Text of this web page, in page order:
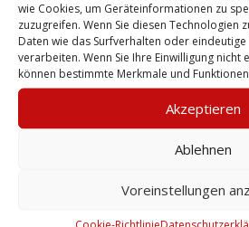
wie Cookies, um Geräteinformationen zu
zuzugreifen. Wenn Sie diesen Technologien
Daten wie das Surfverhalten oder
verarbeiten. Wenn Sie Ihre Einwilligung nicht
können bestimmte Merkmale und
Akzeptieren
Ablehnen
Voreinstellungen
Cookie-Richtlinie
der örtlichen
seltenes Dokument
Alltagsleben in den
Jahren und speziell
bezogen. Man
geeigneten Straßen
baden konnte, was